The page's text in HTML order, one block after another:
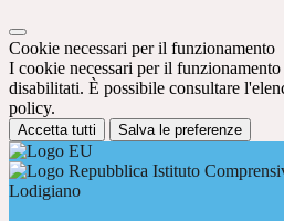
Cookie necessari per il funzionamento
I cookie necessari per il funzionamento
disabilitati. È possibile consultare
policy.
Accetta tutti Salva le preferenze
Istituto
Lodigiano